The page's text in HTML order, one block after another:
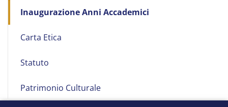
Inaugurazione Anni Accademici
Carta Etica
Statuto
Patrimonio Culturale